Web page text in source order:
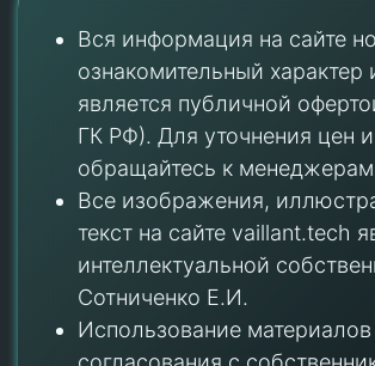
Вся информация на сайте
ознакомительный характер
является публичной
ГК РФ). Для уточнения цен
обращайтесь к
Все изображения,
текст на сайте vaillant.tech
интеллектуальной
Сотниченко Е.И.
Использование материалов